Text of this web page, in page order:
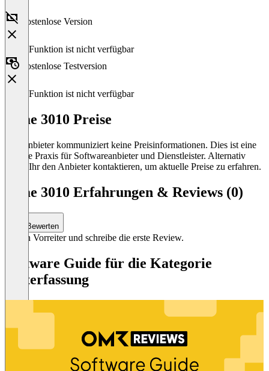
Kostenlose Version
Diese Funktion ist nicht verfügbar
Kostenlose Testversion
Diese Funktion ist nicht verfügbar
Time 3010 Preise
Der Anbieter kommuniziert keine Preisinformationen. Dies ist eine
übliche Praxis für Softwareanbieter und Dienstleister. Alternativ
könnt Ihr den Anbieter kontaktieren, um aktuelle Preise zu erfahren.
Time 3010 Erfahrungen & Reviews (0)
Bewerten
Sei ein Vorreiter und schreibe die erste Review.
Software Guide für die Kategorie
Zeiterfassung